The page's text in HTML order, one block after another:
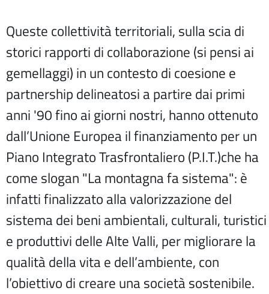
Queste collettività territoriali, sulla scia di
storici rapporti di collaborazione (si pensi ai
gemellaggi) in un contesto di coesione e
partnership delineatosi a partire dai primi
anni '90 fino ai giorni nostri, hanno ottenuto
dall’Unione Europea il finanziamento per un
Piano Integrato Trasfrontaliero (P.I.T.)che ha
come slogan "La montagna fa sistema": è
infatti finalizzato alla valorizzazione del
sistema dei beni ambientali, culturali, turistici
e produttivi delle Alte Valli, per migliorare la
qualità della vita e dell’ambiente, con
l’obiettivo di creare una società sostenibile.